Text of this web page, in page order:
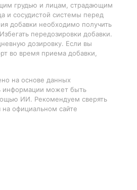
грудью и лицам, страдающим
и сосудистой системы перед
добавки необходимо получить
передозировки добавки.
дозировку. Если вы
во время приема добавки,
на основе данных
информации может быть
ИИ. Рекомендуем сверять
на официальном сайте